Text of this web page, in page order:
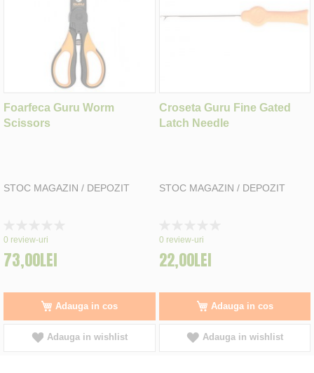
Foarfeca Guru Worm
Scissors
STOC MAGAZIN / DEPOZIT
0%
0 review-uri
73,00LEI
Adauga in cos
Adauga in wishlist
Croseta Guru Fine Gated
Latch Needle
STOC MAGAZIN / DEPOZIT
0%
0 review-uri
22,00LEI
Adauga in cos
Adauga in wishlist